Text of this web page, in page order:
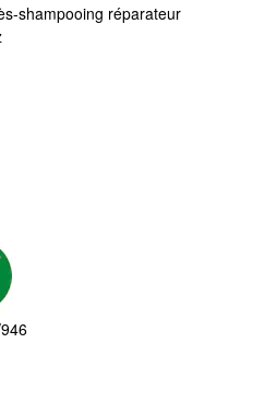
shampooing réparateur